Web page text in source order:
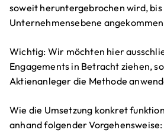
soweit heruntergebrochen wird, bis
Unternehmensebene
Wichtig: Wir möchten hier
Engagements in Betracht ziehen,
Aktienanleger die Methode
Wie die Umsetzung konkret
anhand folgender Vorgehensweise: